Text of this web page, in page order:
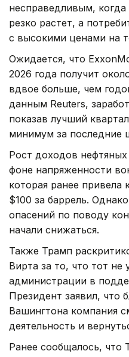
несправедливым,
резко растет, а
с высокими ценами на
Ожидается, что
2026 года получит
вдвое больше, чем
данным Reuters,
показав лучший
минимум за последние
Рост доходов
фоне напряженности
которая ранее
$100 за баррель.
опасений по поводу
начали снижаться.
Также Трамп
Вирта за то, что тот не
администрации в
Президент заявил, что
Вашингтона компания
деятельность и
Ранее сообщалось, что